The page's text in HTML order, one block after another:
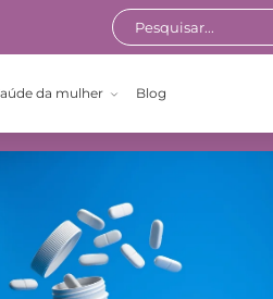
da mulher Blog